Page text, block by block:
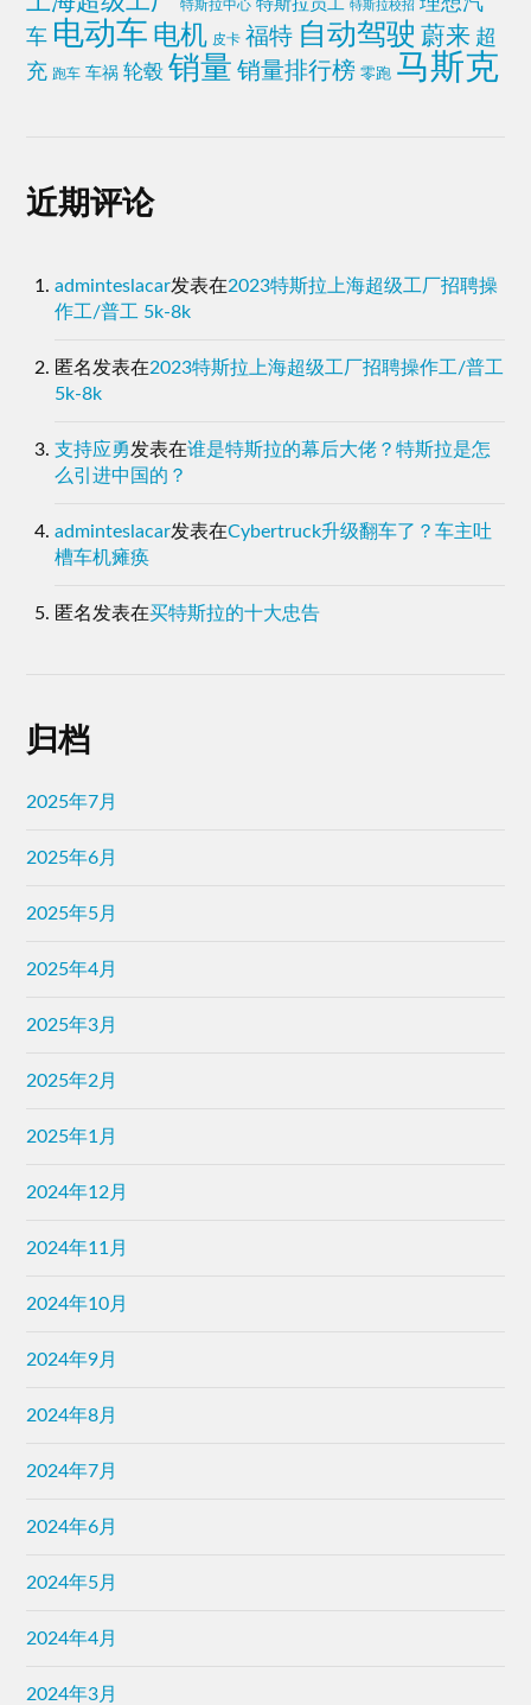
特斯拉中心 特斯拉员工 特斯拉校招
车 电动车 电机 皮卡 福特 自动驾驶 蔚来 超
充 跑车 车祸 轮毂 销量 销量排行榜 零跑 马斯克
近期评论
adminteslacar发表在2023特斯拉上海超级工厂招聘操
作工/普工 5k-8k
匿名发表在2023特斯拉上海超级工厂招聘操作工/普工
5k-8k
支持应勇发表在谁是特斯拉的幕后大佬？特斯拉是怎
么引进中国的？
adminteslacar发表在Cybertruck升级翻车了？车主吐
槽车机瘫痪
匿名发表在买特斯拉的十大忠告
归档
2025年7月
2025年6月
2025年5月
2025年4月
2025年3月
2025年2月
2025年1月
2024年12月
2024年11月
2024年10月
2024年9月
2024年8月
2024年7月
2024年6月
2024年5月
2024年4月
2024年3月